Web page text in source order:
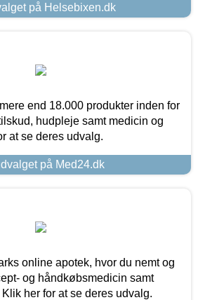
på Helsebixen.dk
end 18.000 produkter inden for
hudpleje samt medicin og
at se deres udvalg.
på Med24.dk
online apotek, hvor du nemt og
og håndkøbsmedicin samt
her for at se deres udvalg.